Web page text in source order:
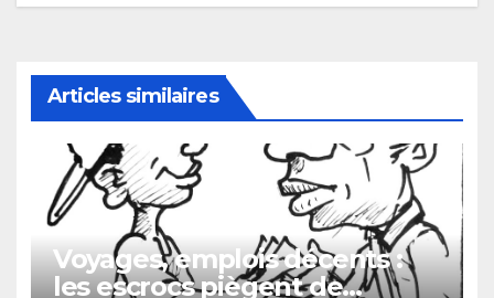
Articles similaires
Voyages, emplois décents :
les escrocs piègent de